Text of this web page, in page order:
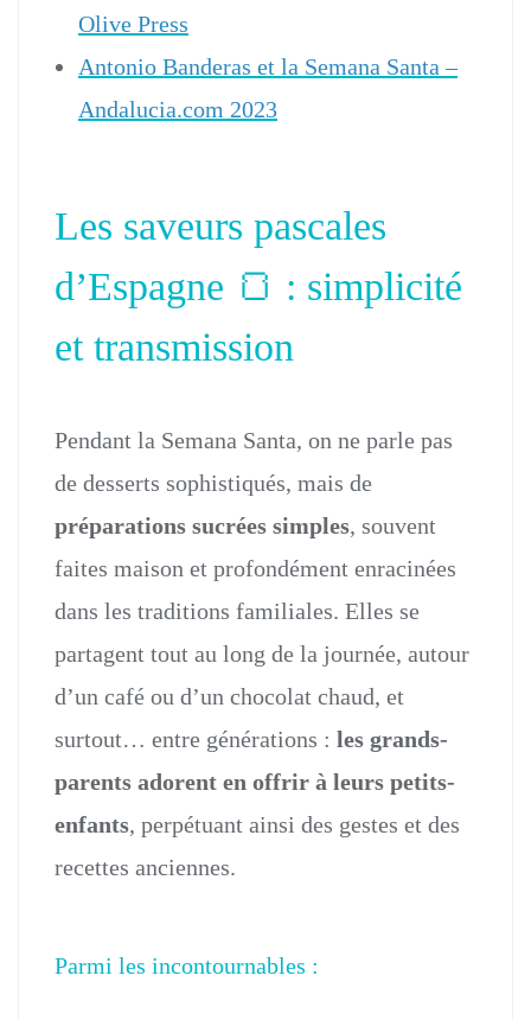
Olive Press
Antonio Banderas et la Semana Santa –
Andalucia.com 2023
Les saveurs pascales
d’Espagne 🍞 : simplicité
et transmission
Pendant la Semana Santa, on ne parle pas
de desserts sophistiqués, mais de
préparations sucrées simples, souvent
faites maison et profondément enracinées
dans les traditions familiales. Elles se
partagent tout au long de la journée, autour
d’un café ou d’un chocolat chaud, et
surtout… entre générations : les grands-
parents adorent en offrir à leurs petits-
enfants, perpétuant ainsi des gestes et des
recettes anciennes.
Parmi les incontournables :